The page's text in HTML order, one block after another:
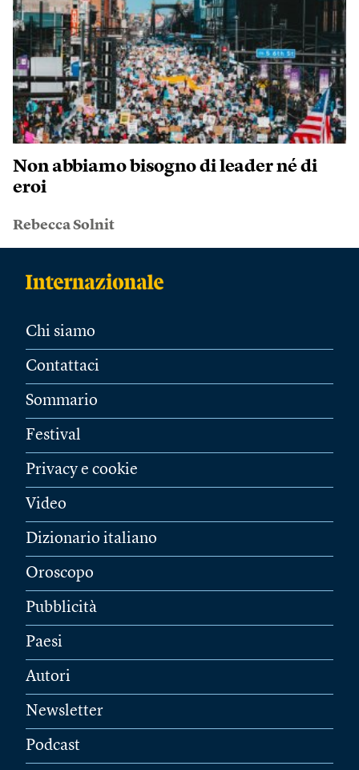
Non abbiamo bisogno di leader né di
eroi
Rebecca Solnit
Chi siamo
Contattaci
Sommario
Festival
Privacy e cookie
Video
Dizionario italiano
Oroscopo
Pubblicità
Paesi
Autori
Newsletter
Podcast